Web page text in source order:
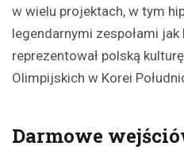
w wielu projektach, w tym
legendarnymi zespołami
reprezentował polską
Olimpijskich w Korei
Darmowe